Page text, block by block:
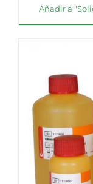
Añadir a